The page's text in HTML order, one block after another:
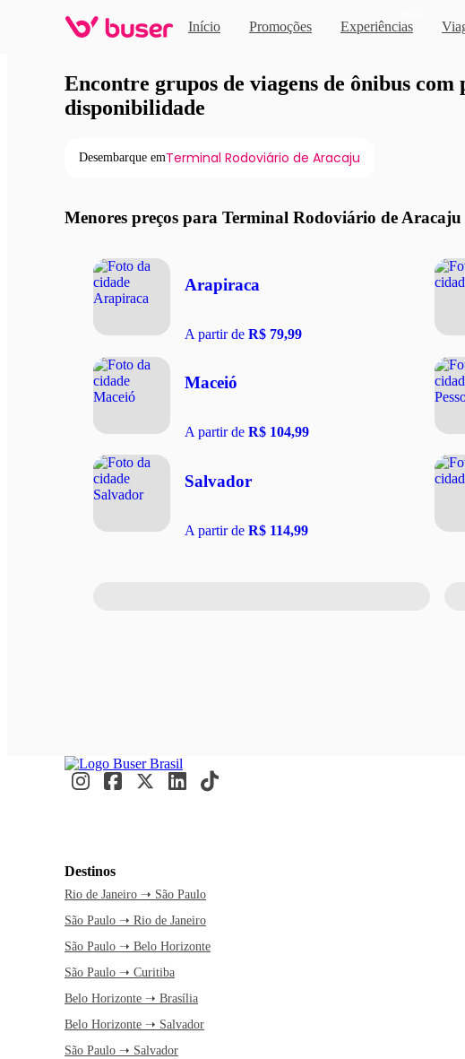
Início Promoções Experiências
Viagens de ônibus em promoção
Encontre grupos de viagens de ônibus
disponibilidade
Desembarque emTerminal Rodoviário de Aracaju
Menores preços para Terminal Rodoviário de Aracaju
Arapiraca
A partir de R$ 79,99
Maceió
A partir de R$ 104,99
Salvador
A partir de R$ 114,99
Destinos
Rio de Janeiro ➝ São Paulo
São Paulo ➝ Rio de Janeiro
São Paulo ➝ Belo Horizonte
São Paulo ➝ Curitiba
Belo Horizonte ➝ Brasília
Belo Horizonte ➝ Salvador
São Paulo ➝ Salvador